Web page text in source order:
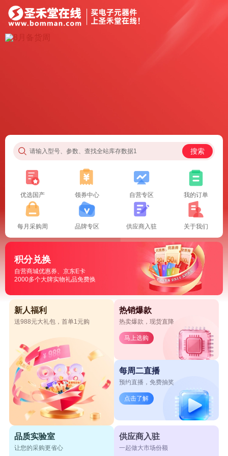
请输入型号、参数、查找全站库存数据1 搜索
优选国产 领券中心 自营专区 我的订单
每月采购周 品牌专区 供应商入驻 关于我们
积分兑换
自营商城优惠券、京东E卡
2000多个大牌实物礼品免费换
新人福利
送988元大礼包，首单1元购
热销爆款
热卖爆款，现货直降
马上选购
每周二直播
预约直播，免费抽奖
点击了解
品质实验室
让您的采购更省心
供应商入驻
一起做大市场份额